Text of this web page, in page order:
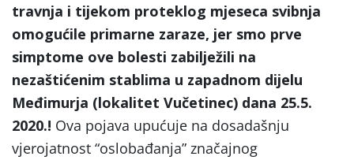
travnja i tijekom proteklog mjeseca svibnja
omogućile primarne zaraze, jer smo prve
simptome ove bolesti zabilježili na
nezaštićenim stablima u zapadnom dijelu
Međimurja (lokalitet Vučetinec) dana 25.5.
2020.! Ova pojava upućuje na dosadašnju
vjerojatnost “oslobađanja” značajnog